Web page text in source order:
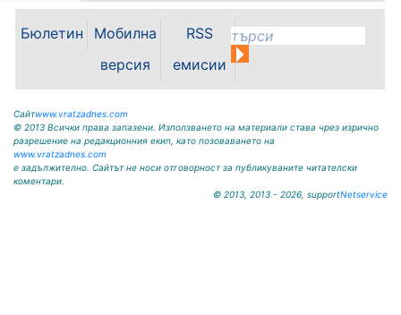
„Освобождение” № 13, тел.
09117/20-45, e-mail:
krivodol@mbox.is-bg.net ОБЯВА
На основание чл. 8, ал. 4,
чл. 14, ал. 7 от ЗОС; чл. 92, ал. 1...
Бюлетин
Мобилна
версия
RSS
емисии
Сайтwww.vratzadnes.com
© 2013 Всички права запазени. Използването на материали става чрез изрично
разрешение на редакционния екип, като позоваването на
www.vratzadnes.com
е задължително. Сайтът не носи отговорност за публикуваните читателски
коментари.
© 2013, 2013 - 2026, supportNetservice